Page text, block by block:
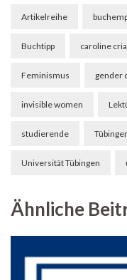
Artikelreihe
Buchtipp caroline
Feminismus gender
invisible women
studierende
Universität Tübingen
Ähnliche